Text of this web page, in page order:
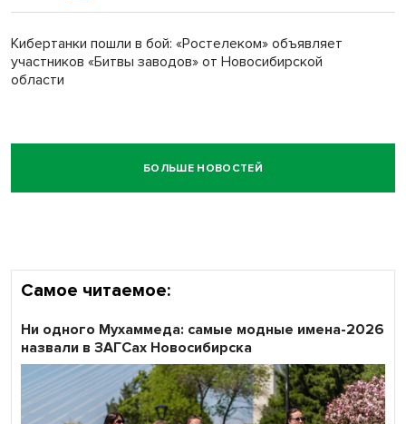
Кибертанки пошли в бой: «Ростелеком» объявляет
участников «Битвы заводов» от Новосибирской
области
БОЛЬШЕ НОВОСТЕЙ
Самое читаемое:
Ни одного Мухаммеда: самые модные имена-2026
назвали в ЗАГСах Новосибирска